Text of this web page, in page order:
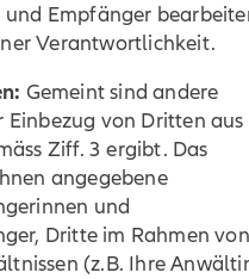
Empfänger
Verantwortlichkeit.
Gemeint sind andere
Einbezug von Dritten aus
Ziff. 3 ergibt. Das
angegebene
und
Dritte im Rahmen von
(z.B. Ihre